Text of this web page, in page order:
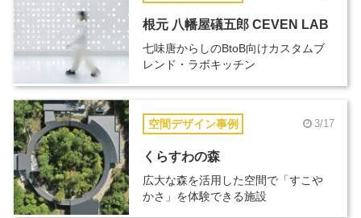
根元 八幡屋礒五郎 CEVEN LAB
七味唐からしのBtoB向けカスタムブ
レンド・ラボキッチン
空間デザイン事例 3/17
くらすわの森
広大な森を活用した空間で「すこや
かさ」を体験できる施設